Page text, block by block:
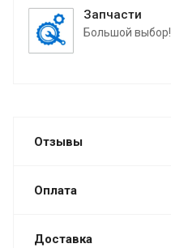
Запчасти
Большой выбор!
Отзывы
Оплата
Доставка